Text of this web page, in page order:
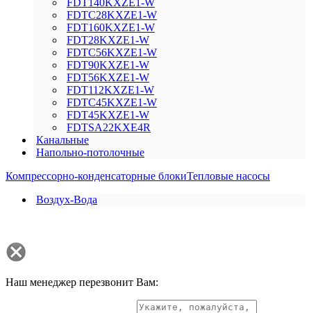
FDT140KXZE1-W
FDTC28KXZE1-W
FDT160KXZE1-W
FDT28KXZE1-W
FDTC56KXZE1-W
FDT90KXZE1-W
FDT56KXZE1-W
FDT112KXZE1-W
FDTC45KXZE1-W
FDT45KXZE1-W
FDTSA22KXE4R
Канальные
Напольно-потолочные
Компрессорно-конденсаторные блокиТепловые насосы
Воздух-Вода
Наш менеджер перезвонит Вам: